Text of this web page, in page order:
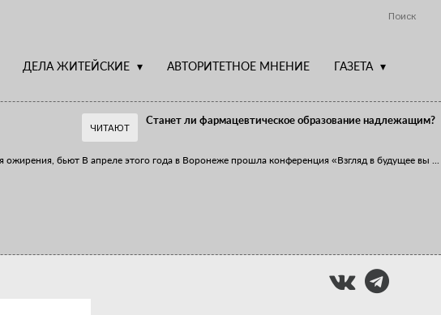
Поиск
ДЕЛА ЖИТЕЙСКИЕ АВТОРИТЕТНОЕ МНЕНИЕ ГАЗЕТА
ожирения, бьют
ЧИТАЮТ
Станет ли фармацевтическое образование надлежащим?
В апреле этого года в Воронеже прошла конференция «Взгляд в будущее вы